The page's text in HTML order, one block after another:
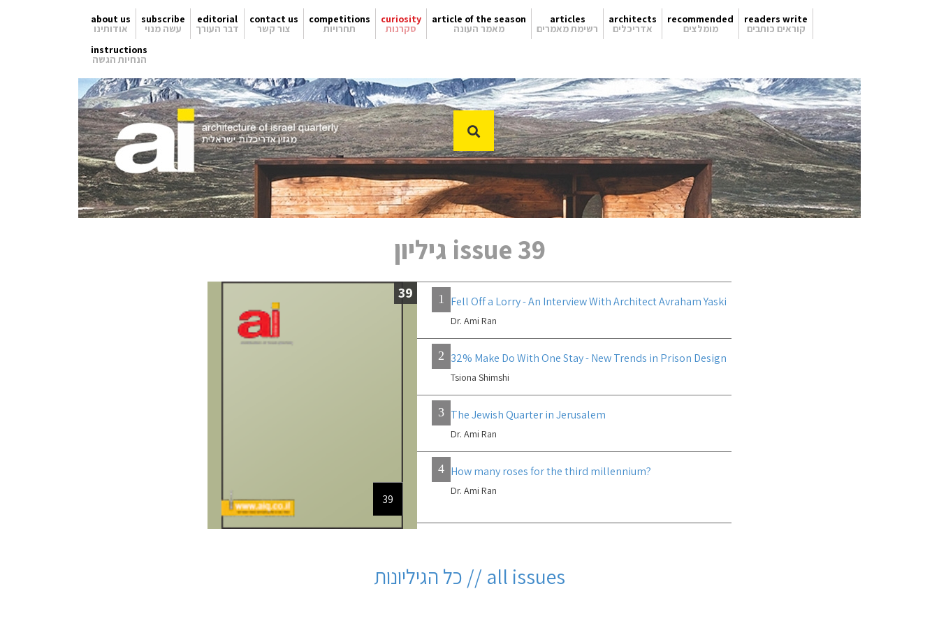
about us
אודותינו
subscribe
עשה מנוי
editorial
דבר העורך
contact us
צור קשר
competitions
תחרויות
curiosity
סקרנות
article of the season
מאמר העונה
articles
רשימת מאמרים
architects
אדריכלים
recommended
מומלצים
readers write
קוראים כותבים
instructions
הנחיות הגשה
issue 39 גיליון
Fell Off a Lorry - An Interview With Architect Avraham Yaski
Dr. Ami Ran
1
32% Make Do With One Stay - New Trends in Prison Design
Tsiona Shimshi
2
The Jewish Quarter in Jerusalem
Dr. Ami Ran
3
How many roses for the third millennium?
Dr. Ami Ran
4
39
39
all issues // כל הגיליונות